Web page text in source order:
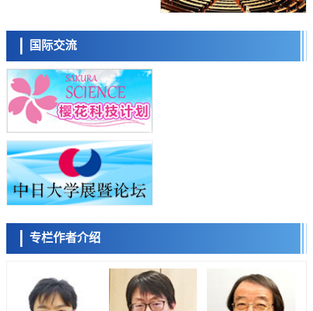
劣化抑制机制，为提升轮胎安全性与耐久性的材料设计开辟道路
科学研究
近畿大学等发现植物染料“日本茜”的红色成分可抑制老化与炎症，有望
成为新型功能性材料
科学研究
群马大学开发针对难治性癫痫的新型基因疗法，利用超小型GAD67启动
子抑制发作
科学研究
九州大学揭示夜间眼压升高机制：两种激素波动叠加所致
科学研究
东京都产技研采用新手法开发出可稳定工作至300℃的介电材料，已验
证电容器可在汽车发动机等高温环境下工作
经济・社会
日本生成式AI使用者占比一年内翻倍，但与中美德仍有较大差距
政策
日本修订首都直下型地震紧急对策：目标为死亡人数至少减半，重点强
化火灾防控
福井大学发现细胞记忆过往并抑制反应的机制，阐明即便DNA相同反应
迥异之谜
科学研究
国际交流
专栏作者介绍
流员
小岩井忠道
陈小牧 李鸥 安宁